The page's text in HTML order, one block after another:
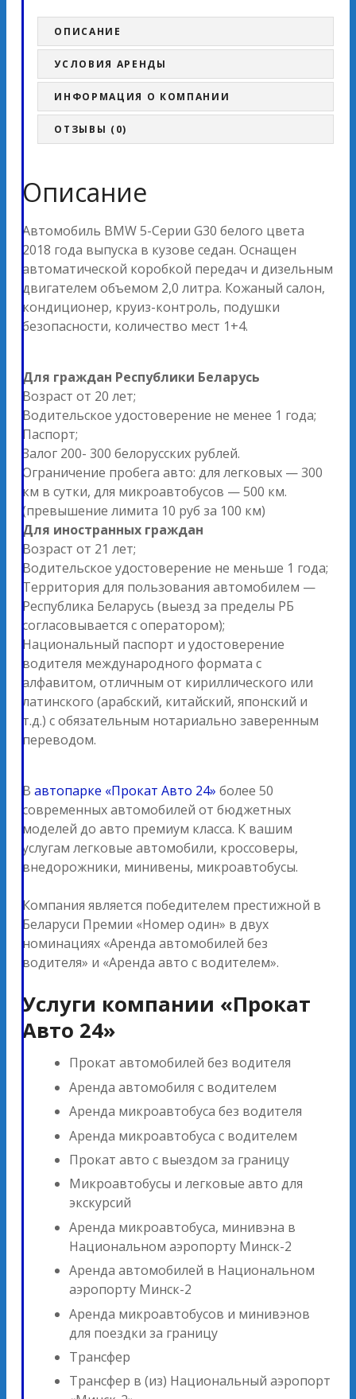
ОПИСАНИЕ
УСЛОВИЯ АРЕНДЫ
ИНФОРМАЦИЯ О КОМПАНИИ
ОТЗЫВЫ (0)
Описание
Автомобиль BMW 5-Серии G30 белого цвета
2018 года выпуска в кузове седан. Оснащен
автоматической коробкой передач и дизельным
двигателем объемом 2,0 литра. Кожаный салон,
кондиционер, круиз-контроль, подушки
безопасности, количество мест 1+4.
Для граждан Республики Беларусь
Возраст от 20 лет;
Водительское удостоверение не менее 1 года;
Паспорт;
Залог 200- 300 белорусских рублей.
Ограничение пробега авто: для легковых — 300
км в сутки, для микроавтобусов — 500 км.
(превышение лимита 10 руб за 100 км)
Для иностранных граждан
Возраст от 21 лет;
Водительское удостоверение не меньше 1 года;
Территория для пользования автомобилем —
Республика Беларусь (выезд за пределы РБ
согласовывается с оператором);
Национальный паспорт и удостоверение
водителя международного формата с
алфавитом, отличным от кириллического или
латинского (арабский, китайский, японский и
т.д.) с обязательным нотариально заверенным
переводом.
В автопарке «Прокат Авто 24» более 50
современных автомобилей от бюджетных
моделей до авто премиум класса. К вашим
услугам легковые автомобили, кроссоверы,
внедорожники, минивены, микроавтобусы.
Компания является победителем престижной в
Беларуси Премии «Номер один» в двух
номинациях «Аренда автомобилей без
водителя» и «Аренда авто с водителем».
Услуги компании «Прокат
Авто 24»
Прокат автомобилей без водителя
Аренда автомобиля с водителем
Аренда микроавтобуса без водителя
Аренда микроавтобуса с водителем
Прокат авто с выездом за границу
Микроавтобусы и легковые авто для
экскурсий
Аренда микроавтобуса, минивэна в
Национальном аэропорту Минск-2
Аренда автомобилей в Национальном
аэропорту Минск-2
Аренда микроавтобусов и минивэнов
для поездки за границу
Трансфер
Трансфер в (из) Национальный аэропорт